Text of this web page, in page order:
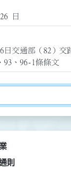
日
日交通部（82）交
93、96-1條條文
容
則